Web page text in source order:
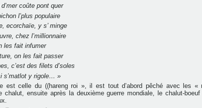
coûte pont quer
l’plus populaire
ecorchaïe, y s’ minge
chez l’millionnaire
les fait infumer
on les fait passer
c’est des filets d’soles
s’matlot y rigole… »
est celle du ((hareng roi », il est tout d’abord pêché avec les «
ensuite après la deuxième guerre mondiale, le chalut-